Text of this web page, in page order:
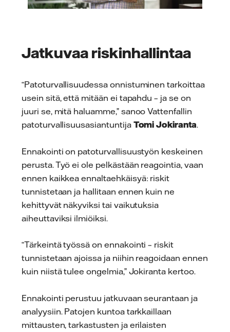
Jatkuvaa riskinhallintaa
“Patoturvallisuudessa onnistuminen tarkoittaa
usein sitä, että mitään ei tapahdu – ja se on
juuri se, mitä haluamme,” sanoo Vattenfallin
patoturvallisuusasiantuntija Tomi Jokiranta.
Ennakointi on patoturvallisuustyön keskeinen
perusta. Työ ei ole pelkästään reagointia, vaan
ennen kaikkea ennaltaehkäisyä: riskit
tunnistetaan ja hallitaan ennen kuin ne
kehittyvät näkyviksi tai vaikutuksia
aiheuttaviksi ilmiöiksi.
“Tärkeintä työssä on ennakointi – riskit
tunnistetaan ajoissa ja niihin reagoidaan ennen
kuin niistä tulee ongelmia,” Jokiranta kertoo.
Ennakointi perustuu jatkuvaan seurantaan ja
analyysiin. Patojen kuntoa tarkkaillaan
mittausten, tarkastusten ja erilaisten